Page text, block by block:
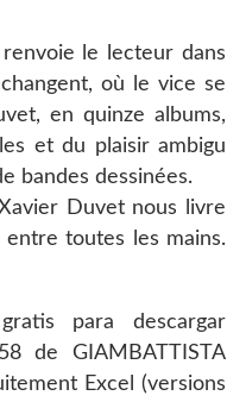
le lecteur dans
où le vice se
en quinze albums,
et du plaisir ambigu
bandes dessinées.
Duvet nous livre
toutes les mains.
para descargar
de GIAMBATTISTA
Excel (versions